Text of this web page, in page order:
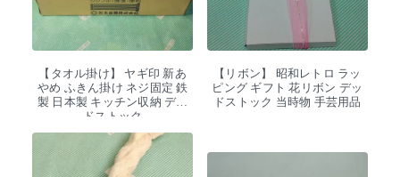
【タオル掛け】 ヤギ印 新あ
やめ ふきん掛け ネジ固定 鉄
製 日本製 キッチン収納 デッ
ドストック
【リボン】 昭和レトロ ラッ
ピング ギフト 花リボン デッ
ドストック 当時物 手芸用品